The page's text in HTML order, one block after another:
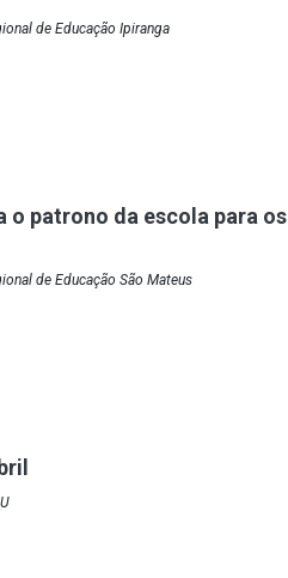
de Educação Ipiranga
o patrono da escola para os
de Educação São Mateus